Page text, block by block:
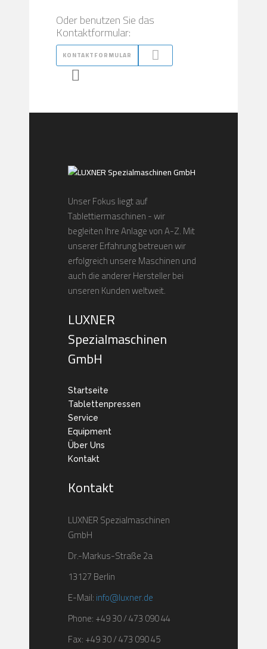
Oder benutzen Sie das
Kontaktformular:
KONTAKTFORMULAR
Unser Fokus liegt auf
Tablettiermaschinen - wir
begleiten Ihre Anlage von A-Z. Mit
unserer Erfahrung betreuen wir
erfolgreich unsere Maschinen und
auch die anderer Hersteller bei
unseren Kunden weltweit.
LUXNER
Spezialmaschinen
GmbH
Startseite
Tablettenpressen
Service
Equipment
Über Uns
Kontakt
Kontakt
LUXNER Spezialmaschinen
GmbH
Dr.-Markus-Straße 2a
13127 Berlin
E-Mail:info@luxner.de
Phone: +49 30 / 473 090 44
Fax: +49 30 / 473 090 45